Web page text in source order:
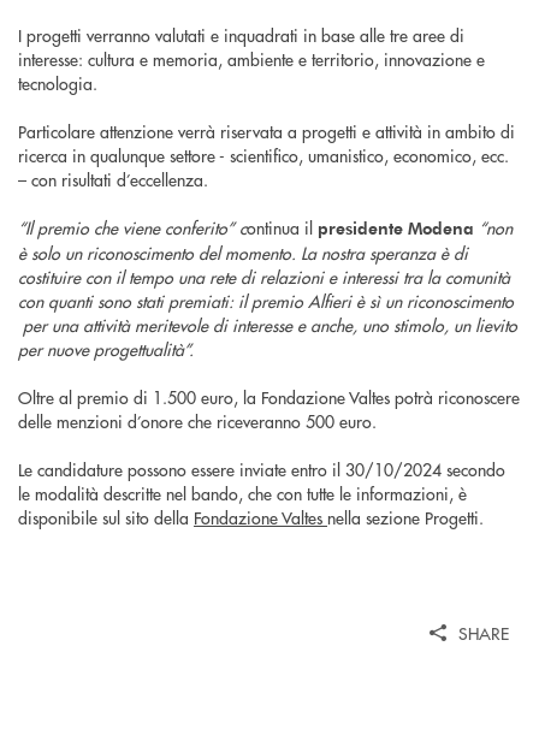
I progetti verranno valutati e inquadrati in base alle tre aree di
interesse: cultura e memoria, ambiente e territorio, innovazione e
tecnologia.
Particolare attenzione verrà riservata a progetti e attività in ambito di
ricerca in qualunque settore - scientifico, umanistico, economico, ecc.
– con risultati d’eccellenza.
“Il premio che viene conferito” continua il presidente Modena “non
è solo un riconoscimento del momento. La nostra speranza è di
costituire con il tempo una rete di relazioni e interessi tra la comunità
con quanti sono stati premiati: il premio Alfieri è sì un riconoscimento
per una attività meritevole di interesse e anche, uno stimolo, un lievito
per nuove progettualità”.
Oltre al premio di 1.500 euro, la Fondazione Valtes potrà riconoscere
delle menzioni d’onore che riceveranno 500 euro.
Le candidature possono essere inviate entro il 30/10/2024 secondo
le modalità descritte nel bando, che con tutte le informazioni, è
disponibile sul sito della Fondazione Valtes nella sezione Progetti.
SHARE